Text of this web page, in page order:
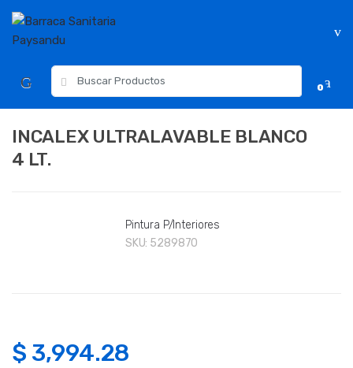
Skip
navigation
Skip
content
Resultados
para:
0
INCALEX ULTRALAVABLE BLANCO
4 LT.
Pintura P/Interiores
SKU: 5289870
$ 3,994.28